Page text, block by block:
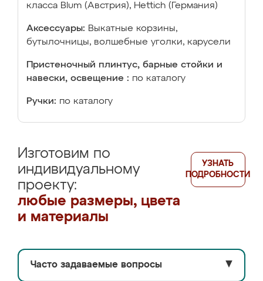
класса Blum (Австрия), Hettich (Германия)
Аксессуары: Выкатные корзины,
бутылочницы, волшебные уголки, карусели
Пристеночный плинтус, барные стойки и
навески, освещение : по каталогу
Ручки: по каталогу
Изготовим по
индивидуальному
проекту:
любые размеры, цвета
и материалы
УЗНАТЬ
ПОДРОБНОСТИ
Часто задаваемые вопросы ▼